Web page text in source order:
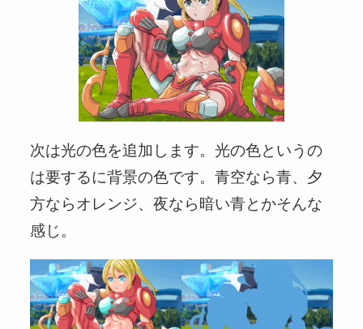
次は光の色を追加します。光の色というの
は要するに背景の色です。青空なら青、夕
方ならオレンジ、夜なら暗い青とかそんな
感じ。